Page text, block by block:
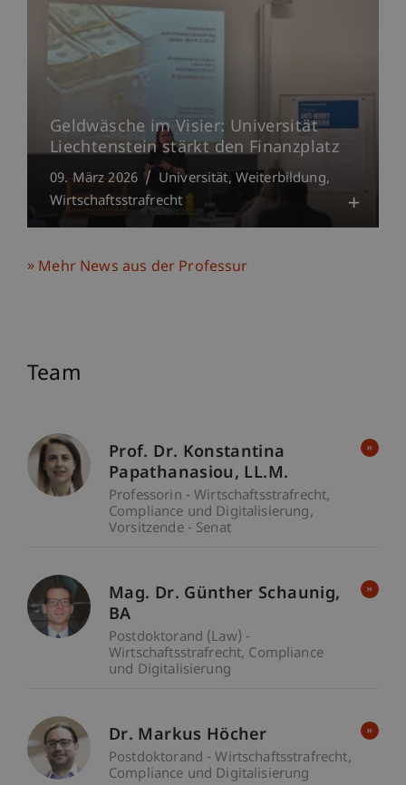
Geldwäsche im Visier: Universität
Liechtenstein stärkt den Finanzplatz
09. März 2026 Universität Weiterbildung
Wirtschaftsstrafrecht
Mehr News aus der Professur
Team
Prof. Dr. Konstantina
Papathanasiou
LL.M.
Professorin - Wirtschaftsstrafrecht,
Compliance und Digitalisierung
Vorsitzende - Senat
Mag. Dr. Günther Schaunig
BA
Postdoktorand (Law) -
Wirtschaftsstrafrecht, Compliance
und Digitalisierung
Dr. Markus Höcher
Postdoktorand - Wirtschaftsstrafrecht,
Compliance und Digitalisierung